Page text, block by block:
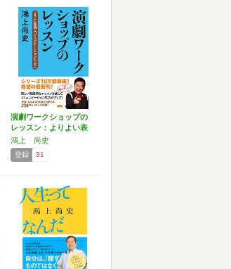
演劇ワークショップの
レッスン：よりよい表
現と…
鴻上 尚史
登録 31